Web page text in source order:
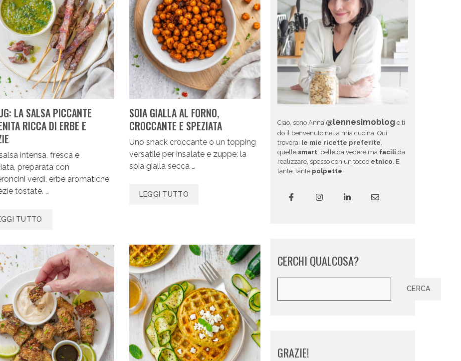
LA SALSA PICCANTE
RICCA DI ERBE E
intensa, fresca e
preparata con
verdi, erbe aromatiche
tostate. …
TUTTO
SOIA GIALLA AL FORNO,
CROCCANTE E SPEZIATA
Uno snack croccante o un topping
versatile per insalate e zuppe: la
soia gialla secca …
LEGGI TUTTO
Ciao, sono Anna @lennesimoblog e ti
do il benvenuto nella mia cucina. Qui
troverai le mie ricette preferite,
quelle smart, belle da vedere ma facili da
realizzare, spesso con un tocco etnico. E
tante, tante polpette.
CERCHI QUALCOSA?
CERCA
GRAZIE!